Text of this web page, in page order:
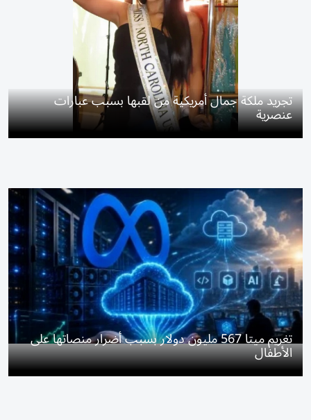
تجريد ملكة جمال أمريكية من لقبها بسبب عبارات
عنصرية
تغريم ميتا 567 مليون دولار بسبب أضرار منصاتها على
الأطفال